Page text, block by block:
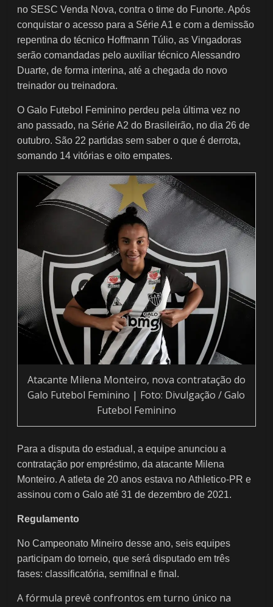
no SESC Venda Nova, contra o time do Funorte. Após
conquistar o acesso para a Série A1 e com a demissão
repentina do técnico Hoffmann Túlio, as Vingadoras
serão comandadas pelo auxiliar técnico Alessandro
Duarte, de forma interina, até a chegada do novo
treinador ou treinadora.
O Galo Futebol Feminino perdeu pela última vez no
ano passado, na Série A2 do Brasileirão, no dia 26 de
outubro. São 22 partidas sem saber o que é derrota,
somando 14 vitórias e oito empates.
Atacante Milena Monteiro, nova contratação do
Galo Futebol Feminino | Foto: Divulgação / Galo
Futebol Feminino
Para a disputa do estadual, a equipe anunciou a
contratação por empréstimo, da atacante Milena
Monteiro. A atleta de 20 anos estava no Athletico-PR e
assinou com o Galo até 31 de dezembro de 2021.
Regulamento
No Campeonato Mineiro desse ano, seis equipes
participam do torneio, que será disputado em três
fases: classificatória, semifinal e final.
A fórmula prevê confrontos em turno único na